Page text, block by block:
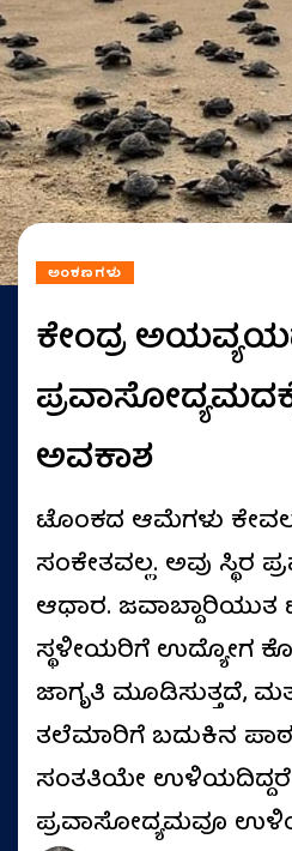
ಅಂಕಣಗಳು
ಕೇಂದ್ರ
ಅವಕಾಶ
ಟೊಂಕದ ಆಮೆಗಳು
ಸಂಕೇತವಲ್ಲ. ಅವು ಸ್ಥಿರ
ಆಧಾರ.
ಸ್ಥಳೀಯರಿಗೆ ಉದ್ಯೋಗ
ಜಾಗೃತಿ ಮೂಡಿಸುತ್ತದೆ,
ತಲೆಮಾರಿಗೆ ಬದುಕಿನ
ಸಂತತಿಯೇ
ಪ್ರವಾಸೋದ್ಯಮವೂ